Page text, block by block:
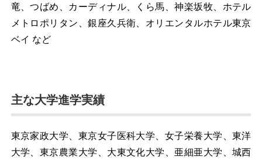
竜、つばめ、カーディナル、くら馬、神楽坂牧、ホテル
メトロポリタン、銀座久兵衛、オリエンタルホテル東京
ベイ など
主な大学進学実績
東京家政大学、東京女子医科大学、女子栄養大学、東洋
大学、東京農業大学、大東文化大学、亜細亜大学、城西